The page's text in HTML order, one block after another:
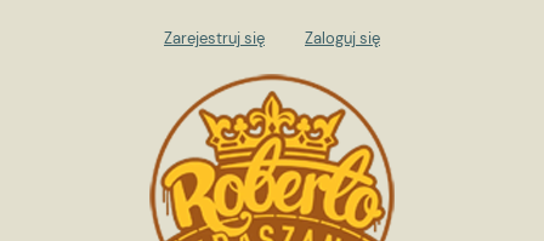
Zarejestruj się Zaloguj się